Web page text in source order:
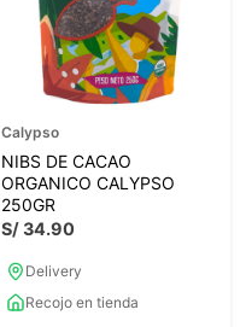
Calypso
NIBS DE CACAO
ORGANICO CALYPSO
250GR
S/34.90
Delivery
Recojo en tienda